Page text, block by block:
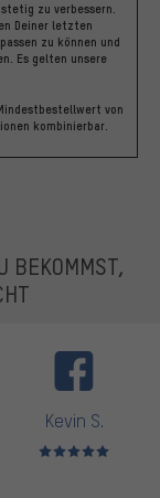
zu verbessern.
Deiner letzten
zu können und
Es gelten unsere
von
kombinierbar.
BEKOMMST,
Kevin S.
Bewertungen: 5 von 5